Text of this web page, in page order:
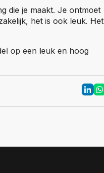
die je maakt. Je ontmoet
het is ook leuk. Het
op een leuk en hoog